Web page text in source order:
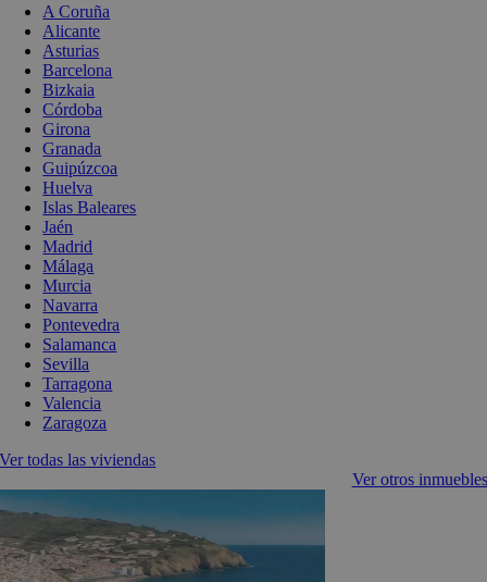
A Coruña
Alicante
Asturias
Barcelona
Bizkaia
Córdoba
Girona
Granada
Guipúzcoa
Huelva
Islas Baleares
Jaén
Madrid
Málaga
Murcia
Navarra
Pontevedra
Salamanca
Sevilla
Tarragona
Valencia
Zaragoza
Ver todas las viviendas
Ver otros inmuebles